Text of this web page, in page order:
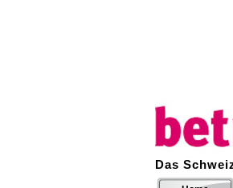
Das